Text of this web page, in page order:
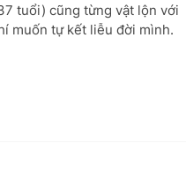
tuổi) cũng từng vật lộn với
muốn tự kết liễu đời mình.